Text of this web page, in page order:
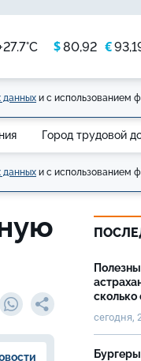
$80,92 €
данных и с использованием
Город трудовой
данных и с использованием
сколько
сегодня,